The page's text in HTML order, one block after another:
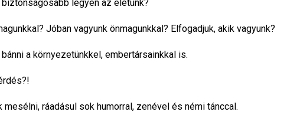
legyen az életünk?
Jóban vagyunk önmagunkkal? Elfogadjuk, akik vagyunk?
a környezetünkkel, embertársainkkal is.
ráadásul sok humorral, zenével és némi tánccal.